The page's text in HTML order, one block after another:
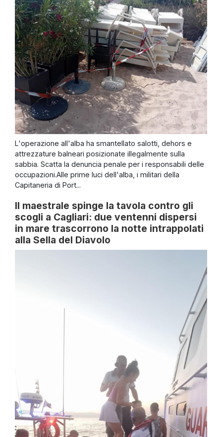
L'operazione all'alba ha smantellato salotti, dehors e
attrezzature balneari posizionate illegalmente sulla
sabbia. Scatta la denuncia penale per i responsabili delle
occupazioni.Alle prime luci dell'alba, i militari della
Capitaneria di Port...
Il maestrale spinge la tavola contro gli
scogli a Cagliari: due ventenni dispersi
in mare trascorrono la notte intrappolati
alla Sella del Diavolo